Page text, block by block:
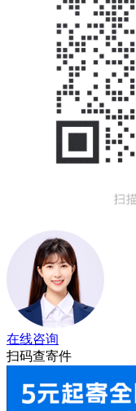
在线咨询
扫码查寄件